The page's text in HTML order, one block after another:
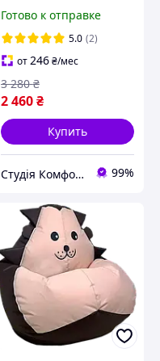
150х100) iQmebel
Серый (сьемный чехол)
Готово к отправке
5.0 (2)
от246₴/мес
2 460₴
3 280 ₴
Купить
Студія Комфорту - крісла мішки, лежанки для собак, тканини та фурнітура 99%